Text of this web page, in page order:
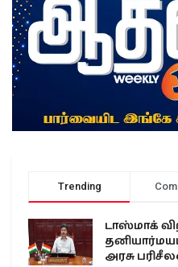
Trending
டாஸ்மாக்
அரசு